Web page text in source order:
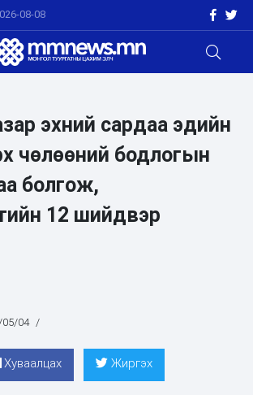
08-08
эхний сардаа эдийн
чөлөөний бодлогын
болгож,
12 шийдвэр
05/04 /
Хуваалцах Жиргэх